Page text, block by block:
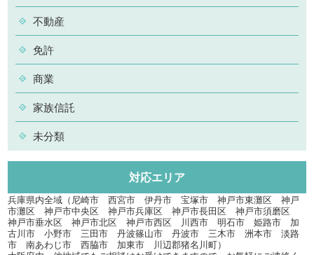
不動産
免許
商業
家族信託
未分類
対応エリア
兵庫県内全域（尼崎市 西宮市 伊丹市 宝塚市 神戸市東灘区 神戸
市灘区 神戸市中央区 神戸市兵庫区 神戸市長田区 神戸市須磨区
神戸市垂水区 神戸市北区 神戸市西区 川西市 明石市 姫路市 加
古川市 小野市 三田市 丹波篠山市 丹波市 三木市 洲本市 淡路
市 南あわじ市 西脇市 加東市 川辺郡猪名川町）